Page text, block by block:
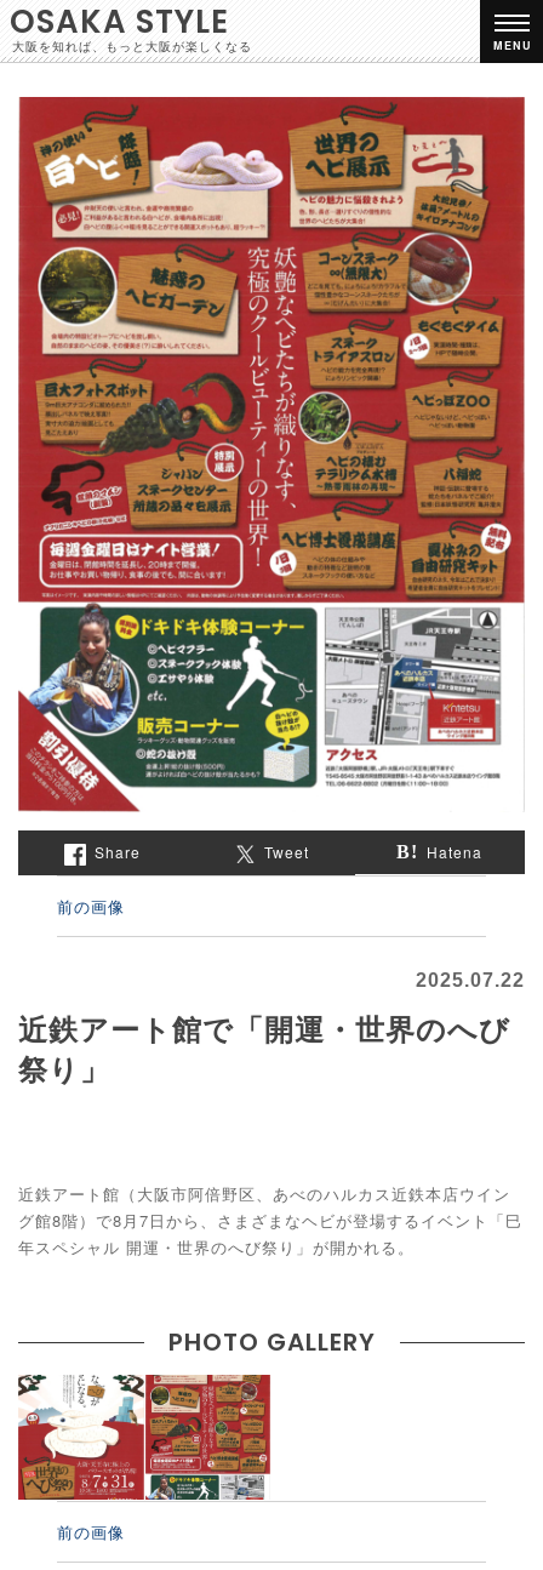
OSAKA STYLE
大阪を知れば、もっと大阪が楽しくなる MENU
Share Tweet Hatena
前の画像
2025.07.22
近鉄アート館で「開運・世界のへび
祭り」
近鉄アート館（大阪市阿倍野区、あべのハルカス近鉄本店ウイン
グ館8階）で8月7日から、さまざまなヘビが登場するイベント「巳
年スペシャル 開運・世界のへび祭り」が開かれる。
PHOTO GALLERY
前の画像